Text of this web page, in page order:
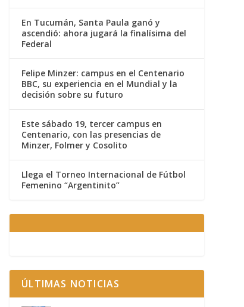
En Tucumán, Santa Paula ganó y
ascendió: ahora jugará la finalísima del
Federal
Felipe Minzer: campus en el Centenario
BBC, su experiencia en el Mundial y la
decisión sobre su futuro
Este sábado 19, tercer campus en
Centenario, con las presencias de
Minzer, Folmer y Cosolito
Llega el Torneo Internacional de Fútbol
Femenino “Argentinito”
ÚLTIMAS NOTICIAS